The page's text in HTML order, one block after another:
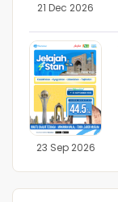
21 Dec 2026
23 Sep 2026